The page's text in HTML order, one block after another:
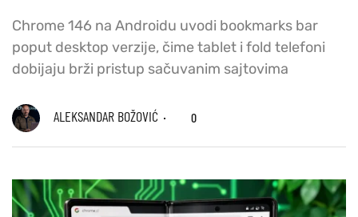
Chrome 146 na Androidu uvodi bookmarks bar
poput desktop verzije, čime tablet i fold telefoni
dobijaju brži pristup sačuvanim sajtovima
ALEKSANDAR BOŽOVIĆ 0